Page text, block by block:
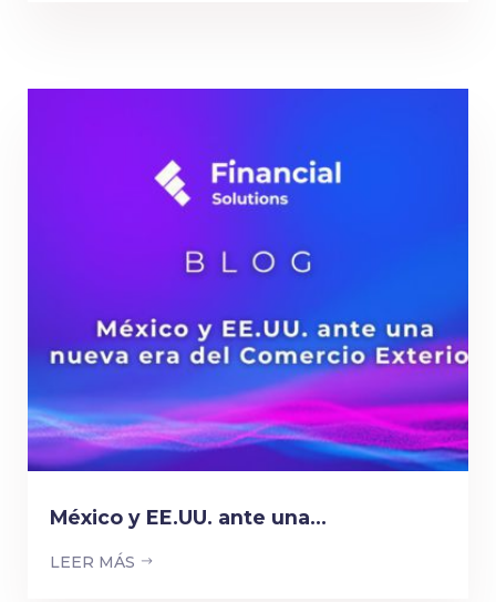
México y EE.UU. ante una...
LEER MÁS